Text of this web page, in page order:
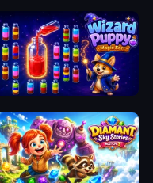
Wizard Puppy: Magic Sort